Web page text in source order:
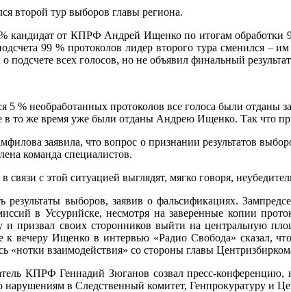
второй тур выборов главы региона.
кандидат от КПРФ Андрей Ищенко по итогам обработки
99 % протоколов лидер второго тура сменился –
всех голосов, но не объявил финальный
5 % необработанных протоколов все голоса были отданы
в то же время уже были отданы Андрею Ищенко. Так что
заявила, что вопрос о признании результатов
команда специалистов.
с этой ситуацией выглядят, мягко говоря,
результаты выборов, заявив о фальсификациях.
в Уссурийске, несмотря на заверенные копии
и призвал своих сторонников выйти на центральную
вечеру Ищенко в интервью «Радио Свобода» сказал,
«нотки взаимодействия» со стороны главы
КПРФ Геннадий Зюганов созвал пресс-
в Следственный комитет, Генпрокуратуру и